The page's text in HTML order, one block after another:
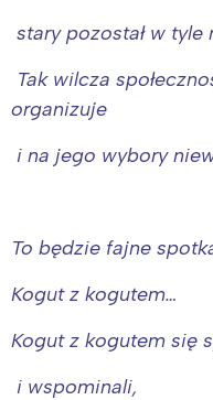
stary pozostał w tyle
Tak wilcza
organizuje
i na jego wybory
To będzie fajne
Kogut z kogutem…
Kogut z kogutem się
i wspominali,